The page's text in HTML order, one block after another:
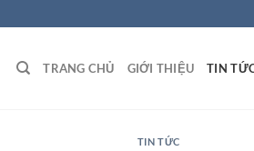
TRANG CHỦ GIỚI THIỆU TIN
TIN TỨC